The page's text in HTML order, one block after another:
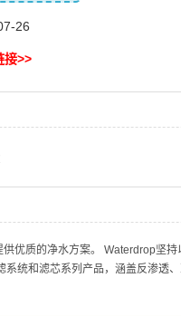
26
接>>
优质的净水方案。 Waterdrop坚
系统和滤芯系列产品，涵盖反渗透